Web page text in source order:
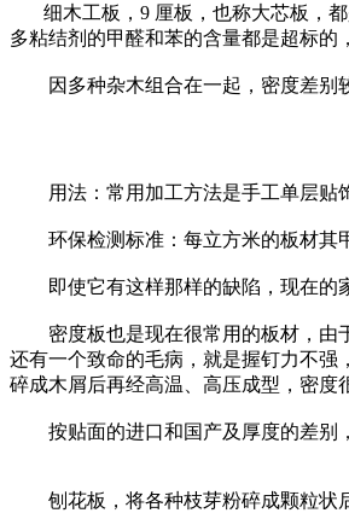
细木工板， 9 厘板，也称大芯板，
多粘结剂的甲醛和苯的含量都是超标的
因多种杂木组合在一起，密度差别较
用法：常用加工方法是手工单层贴饰
环保检测标准：每立方米的板材其
即使它有这样那样的缺陷，现在的家
密度板也是现在很常用的板材，由于
还有一个致命的毛病，就是握钉力不
碎成木屑后再经高温、高压成型，密度
按贴面的进口和国产及厚度的差别
刨花板，将各种枝芽粉碎成颗粒状后